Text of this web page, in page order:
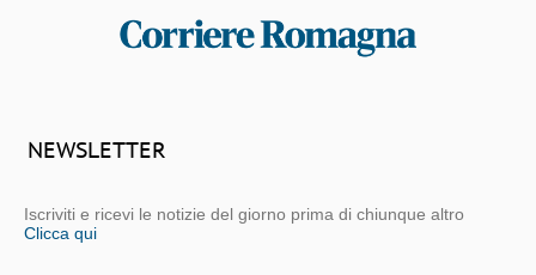
NEWSLETTER
Iscriviti e ricevi le notizie del giorno prima di chiunque altro
Clicca qui